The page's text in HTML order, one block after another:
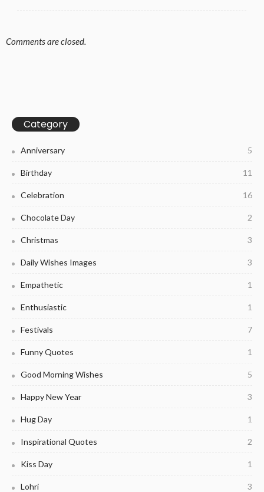
Comments are closed.
Category
Anniversary 5
Birthday 11
Celebration 16
Chocolate Day 2
Christmas 3
Daily Wishes Images 3
Empathetic 1
Enthusiastic 1
Festivals 7
Funny Quotes 1
Good Morning Wishes 5
Happy New Year 3
Hug Day 1
Inspirational Quotes 2
Kiss Day 1
Lohri 3